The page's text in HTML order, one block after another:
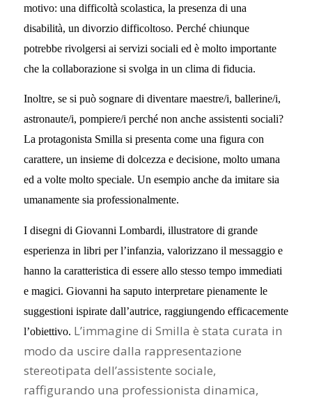
motivo: una difficoltà scolastica, la presenza di una
disabilità, un divorzio difficoltoso. Perché chiunque
potrebbe rivolgersi ai servizi sociali ed è molto importante
che la collaborazione si svolga in un clima di fiducia.
Inoltre, se si può sognare di diventare maestre/i, ballerine/i,
astronaute/i, pompiere/i perché non anche assistenti sociali?
La protagonista Smilla si presenta come una figura con
carattere, un insieme di dolcezza e decisione, molto umana
ed a volte molto speciale. Un esempio anche da imitare sia
umanamente sia professionalmente.
I disegni di Giovanni Lombardi, illustratore di grande
esperienza in libri per l’infanzia, valorizzano il messaggio e
hanno la caratteristica di essere allo stesso tempo immediati
e magici. Giovanni ha saputo interpretare pienamente le
suggestioni ispirate dall’autrice, raggiungendo efficacemente
l’obiettivo. L’immagine di Smilla è stata curata in
modo da uscire dalla rappresentazione
stereotipata dell’assistente sociale,
raffigurando una professionista dinamica,